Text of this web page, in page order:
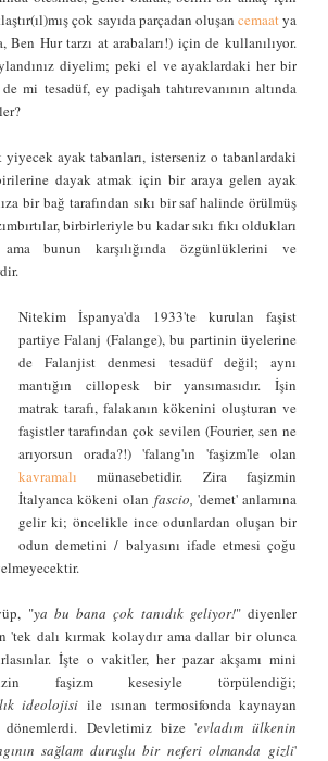
çok sayıda parçadan oluşan cemaat ya
Ben Hur tarzı at arabaları!) için de kullanılıyor.
diyelim; peki el ve ayaklardaki her bir
mi tesadüf, ey padişah tahtırevanının altında
yiyecek ayak tabanları, isterseniz o tabanlardaki
dayak atmak için bir araya gelen ayak
bir bağ tarafından sıkı bir saf halinde örülmüş
birbirleriyle bu kadar sıkı fıkı oldukları
bunun karşılığında özgünlüklerini ve
Nitekim İspanya'da 1933'te kurulan faşist
partiye Falanj (Falange), bu partinin üyelerine
de Falanjist denmesi tesadüf değil; aynı
mantığın cillopesk bir yansımasıdır. İşin
matrak tarafı, falakanın kökenini oluşturan ve
faşistler tarafından çok sevilen (Fourier, sen ne
arıyorsun orada?!) 'falang'ın 'faşizm'le olan
kavramalı münasebetidir. Zira faşizmin
İtalyanca kökeni olan fascio, 'demet' anlamına
gelir ki; öncelikle ince odunlardan oluşan bir
odun demetini / balyasını ifade etmesi çoğu
"ya bu bana çok tanıdık geliyor!" diyenler
'tek dalı kırmak kolaydır ama dallar bir olunca
İşte o vakitler, her pazar akşamı mini
faşizm kesesiyle törpülendiği;
ideolojisi ile ısınan termosifonda kaynayan
dönemlerdi. Devletimiz bize 'evladım ülkenin
sağlam duruşlu bir neferi olmanda gizli'